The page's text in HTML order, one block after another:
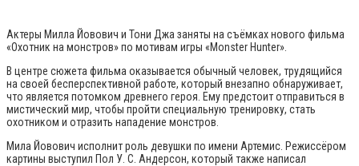
Актеры Милла Йовович и Тони Джа заняты на съёмках нового фильма
«Охотник на монстров» по мотивам игры «Monster Hunter».
В центре сюжета фильма оказывается обычный человек, трудящийся
на своей бесперспективной работе, который внезапно обнаруживает,
что является потомком древнего героя. Ему предстоит отправиться в
мистический мир, чтобы пройти специальную тренировку, стать
охотником и отразить нападение монстров.
Мила Йовович исполнит роль девушки по имени Артемис. Режиссёром
картины выступил Пол У. С. Андерсон, который также написал